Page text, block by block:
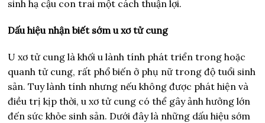
sinh hạ cậu con trai một cách thuận lợi.
Dấu hiệu nhận biết sớm u xơ tử cung
U xơ tử cung là khối u lành tính phát triển trong hoặc
quanh tử cung, rất phổ biến ở phụ nữ trong độ tuổi sinh
sản. Tuy lành tính nhưng nếu không được phát hiện và
điều trị kịp thời, u xơ tử cung có thể gây ảnh hưởng lớn
đến sức khỏe sinh sản. Dưới đây là những dấu hiệu sớm